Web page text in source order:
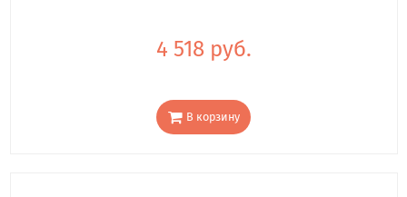
4 518 руб.
В корзину